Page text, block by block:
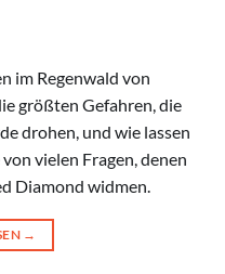
im Regenwald von
größten Gefahren, die
drohen, und wie lassen
vielen Fragen, denen
Diamond widmen.
→